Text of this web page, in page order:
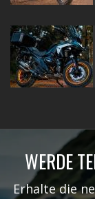
WERDE
Erhalte die